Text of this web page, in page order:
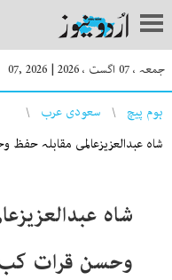
جمعہ ، 07 اگست ، 2026 |
2026
You are here
ہوم پیچ
سعودی عرب
شاہ عبدالعزیزعالمی مقابلہ
شاہ
وحسن قرات کب